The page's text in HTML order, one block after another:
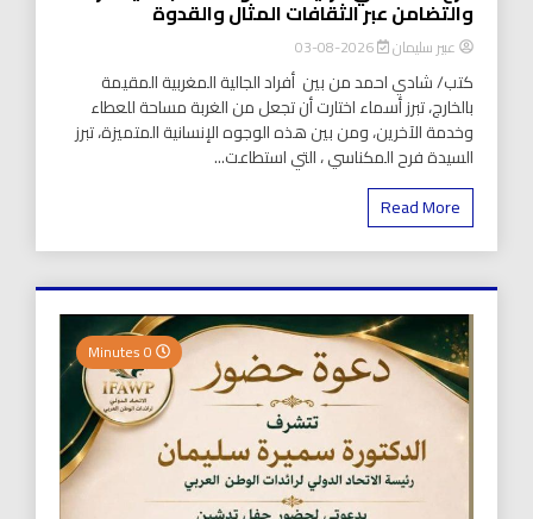
والتضامن عبر الثقافات المثال والقدوة
عبير سليمان 2026-08-03
كتب/ شادي احمد من بين أفراد الجالية المغربية المقيمة
بالخارج، تبرز أسماء اختارت أن تجعل من الغربة مساحة للعطاء
وخدمة الآخرين، ومن بين هذه الوجوه الإنسانية المتميزة، تبرز
السيدة فرح المكناسي ، التي استطاعت...
Read More